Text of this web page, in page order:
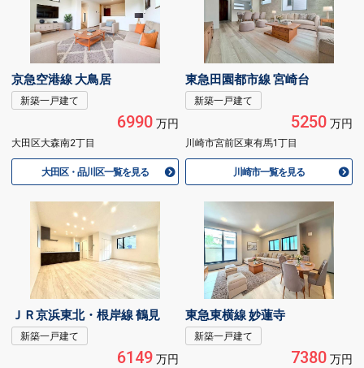
京急空港線 大鳥居
新築一戸建て
6990万円
大田区大森南2丁目
大田区・品川区一覧を見る
東急田園都市線 宮崎台
新築一戸建て
5250万円
川崎市宮前区東有馬1丁目
川崎市一覧を見る
ＪＲ京浜東北・根岸線 鶴見
新築一戸建て
6149万円
東急東横線 妙蓮寺
新築一戸建て
7380万円